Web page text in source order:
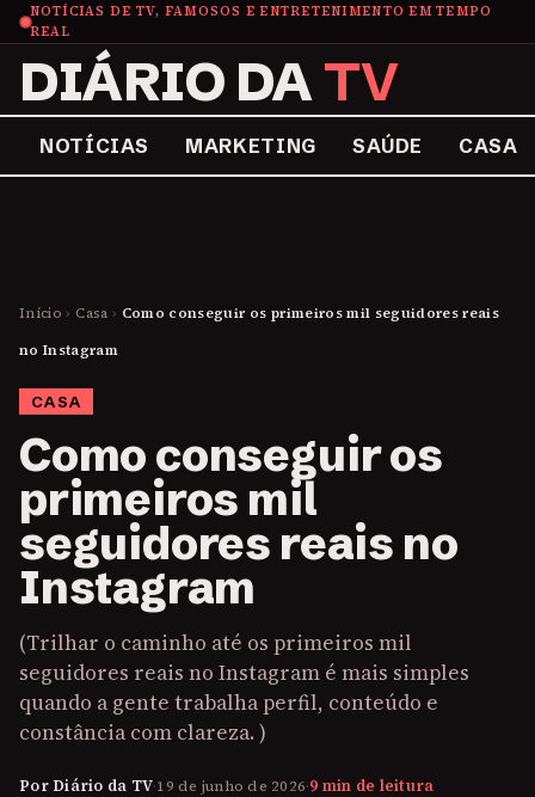
NOTÍCIAS DE TV, FAMOSOS E ENTRETENIMENTO EM TEMPO
REAL
DIÁRIO DATV
NOTÍCIAS MARKETING SAÚDE CASA
Início › Casa › Como conseguir os primeiros mil seguidores reais
no Instagram
CASA
Como conseguir os
primeiros mil
seguidores reais no
Instagram
(Trilhar o caminho até os primeiros mil
seguidores reais no Instagram é mais simples
quando a gente trabalha perfil, conteúdo e
constância com clareza. )
Por Diário da TV·19 de junho de 2026·9 min de leitura